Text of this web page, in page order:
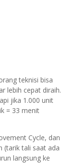
teknisi bisa
lebih cepat diraih.
jika 1.000 unit
= 33 menit
Cycle, dan
(tarik tali saat ada
langsung ke